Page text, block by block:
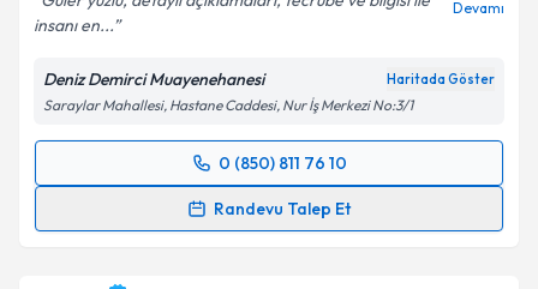
insanı en...
Devamı
Deniz Demirci Muayenehanesi Haritada Göster
Saraylar Mahallesi, Hastane Caddesi, Nur İş Merkezi No:3/1
0 (850) 811 76 10
Randevu Talep Et
Randevu Takvimi Talebi